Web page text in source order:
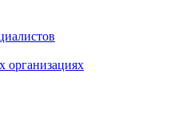
организациях